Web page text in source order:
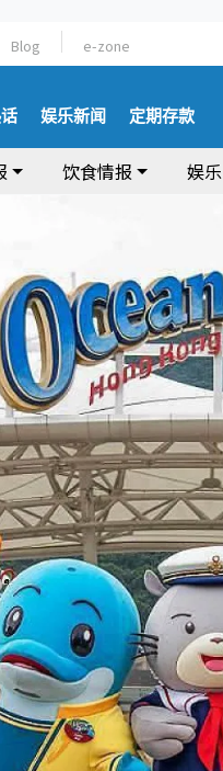
Blog e-zone
娱乐新闻 定期存款
饮食情报 娱乐